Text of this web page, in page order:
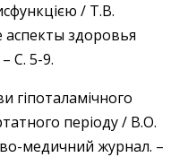
/ Т.В.
здоровья
С. 5-9.
гіпоталамічного
періоду / В.О.
медичний журнал. –